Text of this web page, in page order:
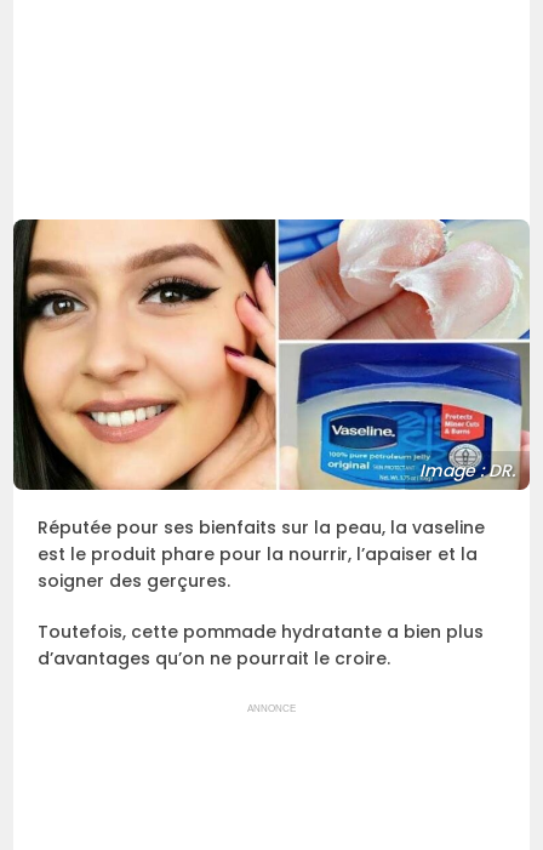
Image : DR.
Réputée pour ses bienfaits sur la peau, la vaseline
est le produit phare pour la nourrir, l’apaiser et la
soigner des gerçures.
Toutefois, cette pommade hydratante a bien plus
d’avantages qu’on ne pourrait le croire.
ANNONCE